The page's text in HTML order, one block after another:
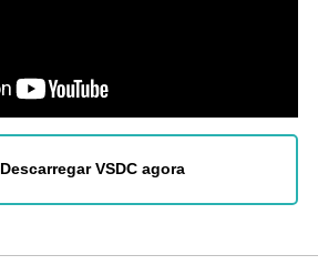
Descarregar VSDC agora